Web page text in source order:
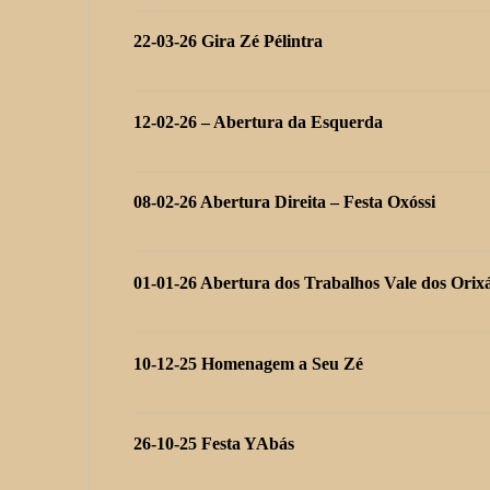
22-03-26 Gira Zé Pélintra
12-02-26 – Abertura da Esquerda
08-02-26 Abertura Direita – Festa Oxóssi
01-01-26 Abertura dos Trabalhos Vale dos
10-12-25 Homenagem a Seu Zé
26-10-25 Festa YAbás